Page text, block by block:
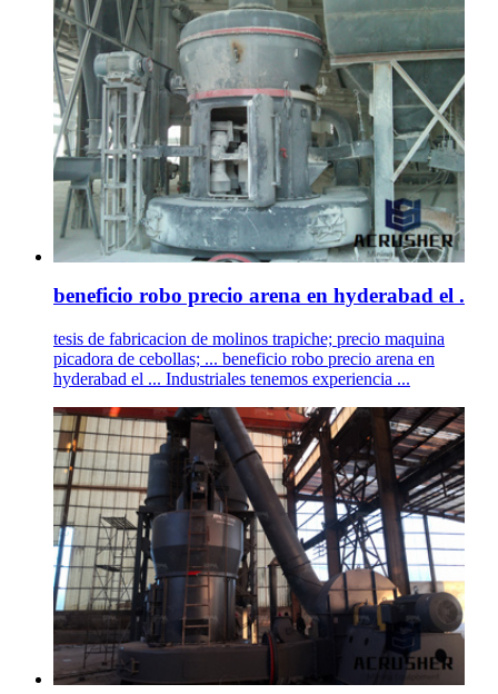
beneficio robo precio arena en hyderabad el .
tesis de fabricacion de molinos trapiche; precio maquina
picadora de cebollas; ... beneficio robo precio arena en
hyderabad el ... Industriales tenemos experiencia ...